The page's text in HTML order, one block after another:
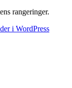
rangeringer.
i WordPress